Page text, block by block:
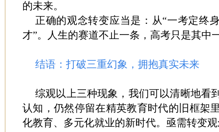
的未来。
正确的观念转变应当是：从“一考定终
才”。人生的赛道不止一条，高考只是其中
结语：打破三重幻象，拥抱真实未来
综观以上三种现象，我们可以清晰地看
认知，仍然停留在精英教育时代的旧框架
化教育、多元化就业的新时代。亟需转变